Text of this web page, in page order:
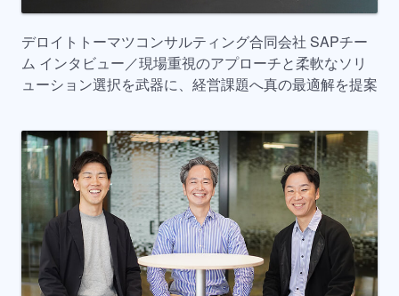
デロイトトーマツコンサルティング合同会社 SAPチー
ム インタビュー／現場重視のアプローチと柔軟なソリ
ューション選択を武器に、経営課題へ真の最適解を提案